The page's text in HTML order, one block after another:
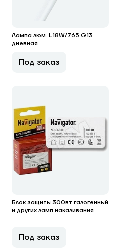
Лампа люм. L 18W/765 G13
дневная
Под заказ
Блок защиты 300вт галогенный
и других ламп накаливания
Под заказ